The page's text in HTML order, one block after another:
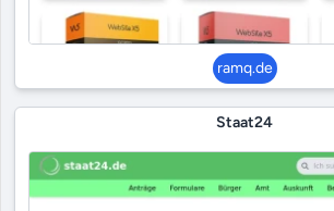
ramq.de
Staat24